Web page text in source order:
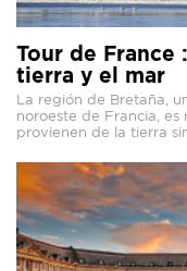
Tour de France
tierra y el mar
La región de Bretaña,
noroeste de Francia,
provienen de la tierra